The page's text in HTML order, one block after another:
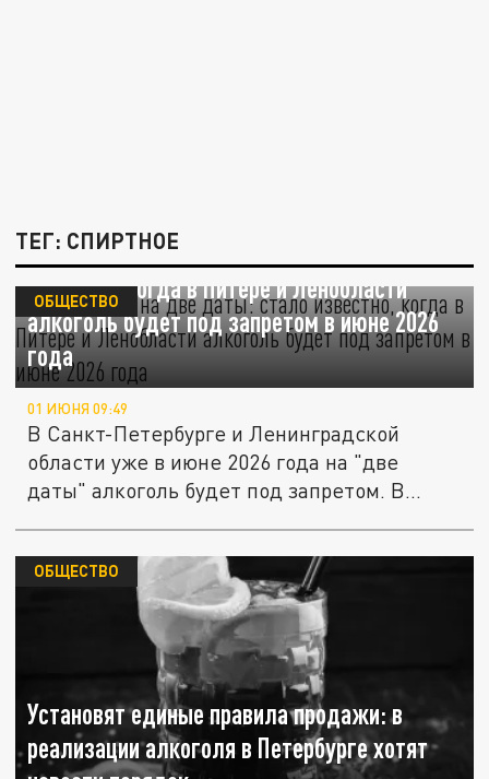
ТЕГ: СПИРТНОЕ
"Сухой закон" на две даты: стало
известно, когда в Питере и Ленобласти
алкоголь будет под запретом в июне 2026
года
ОБЩЕСТВО
01 ИЮНЯ 09:49
В Санкт-Петербурге и Ленинградской
области уже в июне 2026 года на "две
даты" алкоголь будет под запретом. В...
Установят единые правила продажи: в
реализации алкоголя в Петербурге хотят
ОБЩЕСТВО